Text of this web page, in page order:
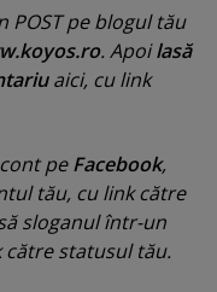
POST pe blogul tău
. Apoilasă
aici, cu link
peFacebook,
tău, cu link către
sloganul într-un
către statusul tău.